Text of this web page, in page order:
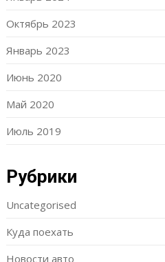
Октябрь 2023
Январь 2023
Июнь 2020
Май 2020
Июль 2019
Рубрики
Uncategorised
Куда поехать
Новости авто